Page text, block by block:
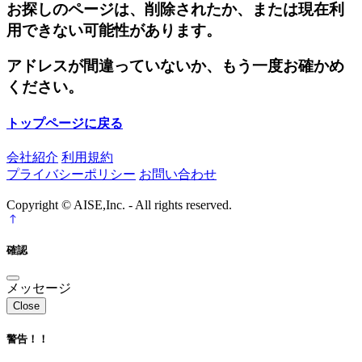
お探しのページは、削除されたか、または現在利
用できない可能性があります。
アドレスが間違っていないか、もう一度お確かめ
ください。
トップページに戻る
会社紹介 利用規約
プライバシーポリシー お問い合わせ
Copyright © AISE,Inc. - All rights reserved.
確認
メッセージ
Close
警告！！